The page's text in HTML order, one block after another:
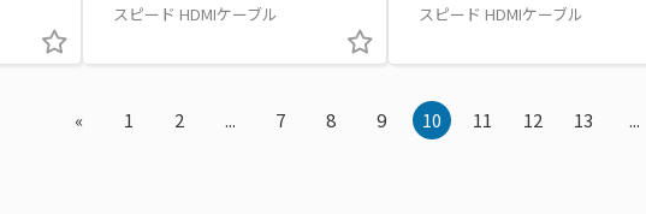
スピード HDMIケーブル
スピード HDMIケーブル
« 1 2 ... 7 8 9 10 11 12 13 ...